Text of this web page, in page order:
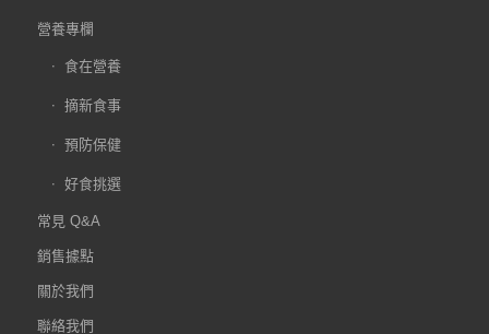
營養專欄
食在營養
摘新食事
預防保健
好食挑選
常見 Q&A
銷售據點
關於我們
聯絡我們